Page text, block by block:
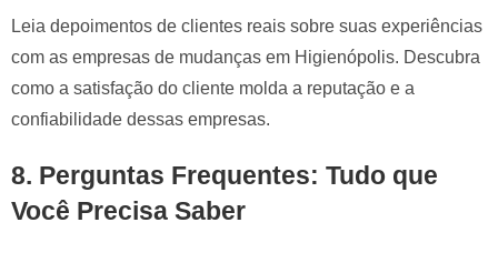
Leia depoimentos de clientes reais sobre suas experiências
com as empresas de mudanças em Higienópolis. Descubra
como a satisfação do cliente molda a reputação e a
confiabilidade dessas empresas.
8. Perguntas Frequentes: Tudo que
Você Precisa Saber